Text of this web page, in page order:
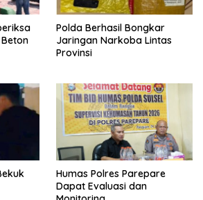
Polda Berhasil Bongkar
Jaringan Narkoba Lintas
Provinsi
Humas Polres Parepare
Dapat Evaluasi dan